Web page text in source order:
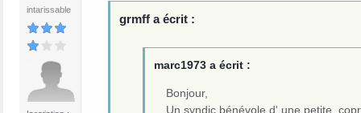
intarissable
grmff a écrit :
marc1973 a écrit :
Bonjour,
Un syndic bénévole d' une petite